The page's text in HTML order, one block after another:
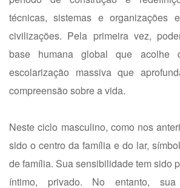
técnicas, sistemas e organizações
civilizações. Pela primeira vez,
base humana global que acolhe
escolarização massiva que
compreensão sobre a vida.
Neste ciclo masculino, como nos
sido o centro da família e do lar,
de família. Sua sensibilidade tem sido
íntimo, privado. No entanto, sua